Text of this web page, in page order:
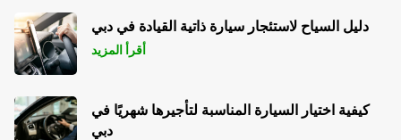
دليل السياح لاستئجار سيارة ذاتية القيادة في دبي
أقرأ المزيد
كيفية اختيار السيارة المناسبة لتأجيرها شهريًا في
دبي